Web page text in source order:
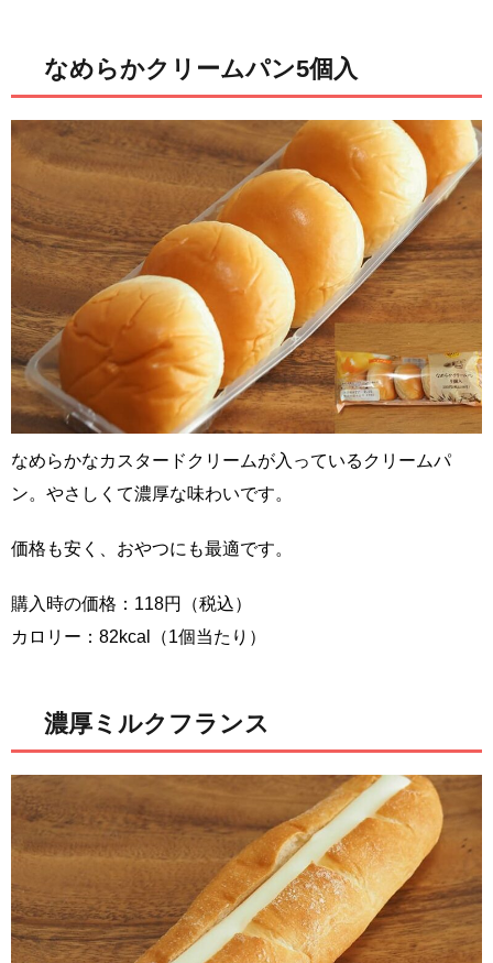
なめらかクリームパン5個入
なめらかなカスタードクリームが入っているクリームパ
ン。やさしくて濃厚な味わいです。
価格も安く、おやつにも最適です。
購入時の価格：118円（税込）
カロリー：82kcal（1個当たり）
濃厚ミルクフランス